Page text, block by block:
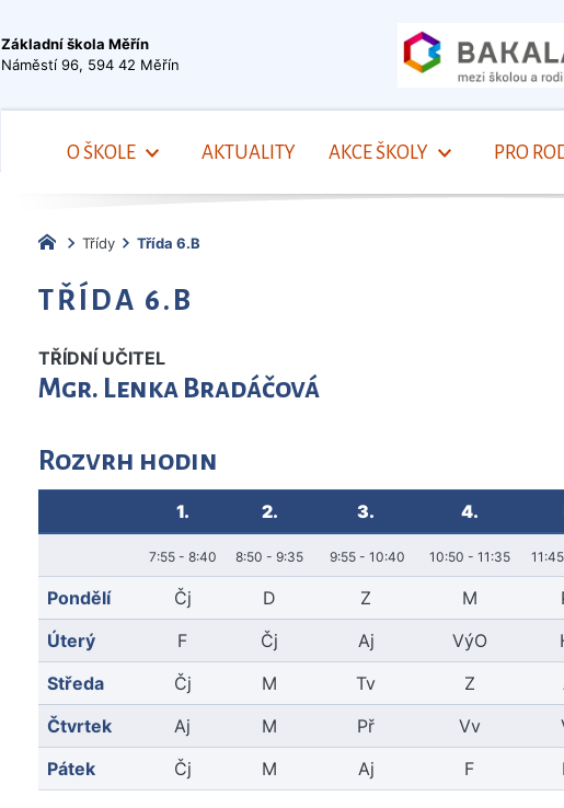
Základní škola Měřín
Náměstí 96, 594 42 Měřín
O ŠKOLE AKTUALITY AKCE ŠKOLY PRO
Třídy Třída 6.B
TŘÍDA 6.B
TŘÍDNÍ UČITEL
Mgr. Lenka Bradáčová
Rozvrh hodin
1. 2. 3. 4.
7:55 - 8:40 8:50 - 9:35 9:55 - 10:40 10:50 - 11:35
Pondělí Čj D Z M
Úterý
F Čj Aj VýO
Středa
Čj M Tv Z
Čtvrtek
Aj M Př Vv
Pátek
Čj M Aj F